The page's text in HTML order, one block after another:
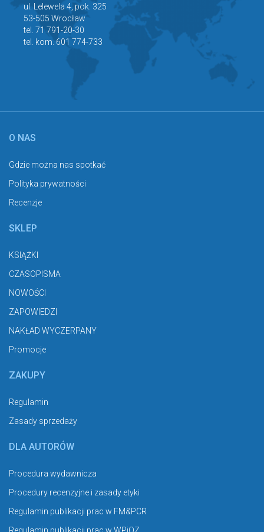
ul. Lelewela 4, pok. 325
53-505 Wrocław
tel. 71 791-20-30
tel. kom. 601 774-733
O NAS
Gdzie można nas spotkać
Polityka prywatności
Recenzje
SKLEP
KSIĄŻKI
CZASOPISMA
NOWOŚCI
ZAPOWIEDZI
NAKŁAD WYCZERPANY
Promocje
ZAKUPY
Regulamin
Zasady sprzedaży
DLA AUTORÓW
Procedura wydawnicza
Procedury recenzyjne i zasady etyki
Regulamin publikacji prac w FM&PCR